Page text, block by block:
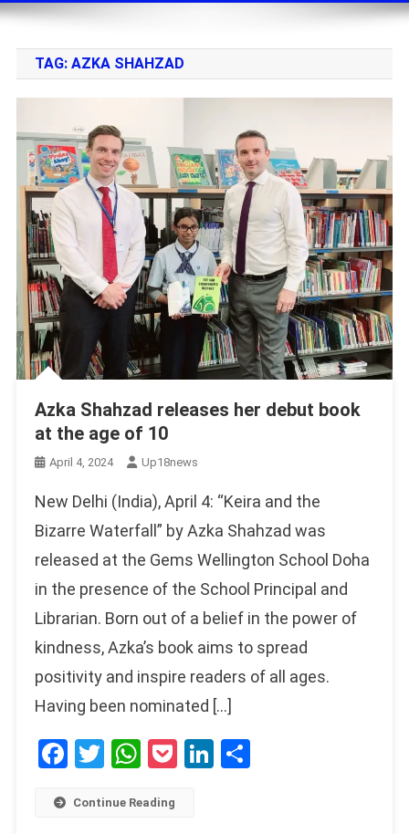
TAG: AZKA SHAHZAD
Azka Shahzad releases her debut book
at the age of 10
April 4, 2024 Up18news
New Delhi (India), April 4: “Keira and the
Bizarre Waterfall” by Azka Shahzad was
released at the Gems Wellington School Doha
in the presence of the School Principal and
Librarian. Born out of a belief in the power of
kindness, Azka’s book aims to spread
positivity and inspire readers of all ages.
Having been nominated […]
Facebook
Twitter
WhatsApp
PocketLinkedIn
Share
Continue Reading